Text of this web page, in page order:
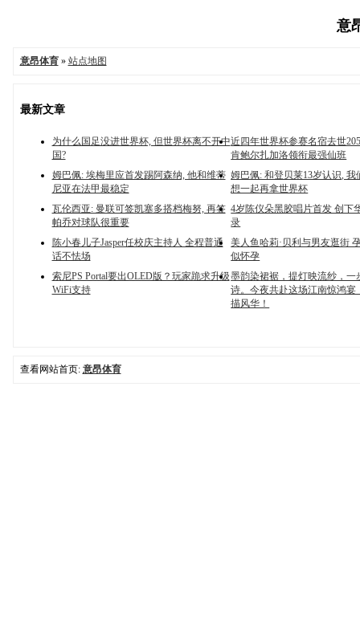
意
意昂体育» 站点地图
最新文章
为什么国足没进世界杯, 但世界杯离不开中
国?
近四年世界杯参赛名宿去世
肯鲍尔扎加洛领衔最强仙班
姆巴佩: 埃梅里应首发踢阿森纳, 他和维蒂
尼亚在法甲最稳定
姆巴佩: 和登贝莱13岁认识, 我
想一起再拿世界杯
瓦伦西亚: 曼联可签凯塞多搭档梅努, 再签
帕乔对球队很重要
4岁陈仪朵黑胶唱片首发 创下
录
陈小春儿子Jasper任校庆主持人 全程普通
话不怯场
美人鱼哈莉·贝利与男友逛街
似怀孕
索尼PS Portal要出OLED版？玩家跪求升级
WiFi支持
墨韵染裙裾，提灯映流纱，一
诗。今夜共赴这场江南惊鸿宴
描风华！
查看网站首页: 意昂体育